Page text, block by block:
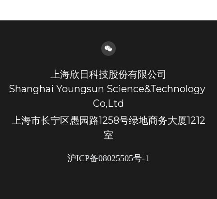
通讯芯片
上海欣日科技股份有限公司
Shanghai Youngsun Science&Technology
Co,Ltd
上海市长宁区愚园路1258号绿地商务大厦1212
室
沪ICP备08025505号-1